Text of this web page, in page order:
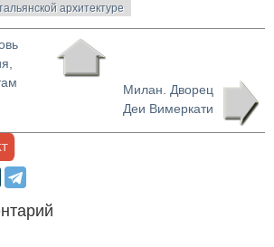
архитектуре
Милан. Дворец
Деи Вимеркати